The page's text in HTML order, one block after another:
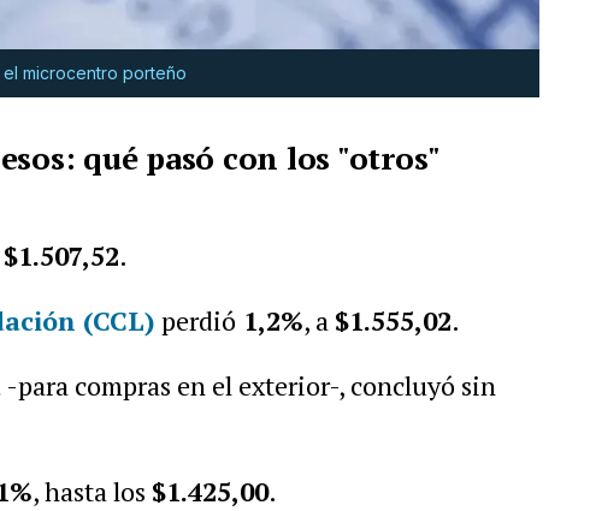
microcentro porteño
qué pasó con los "otros"
$1.507,52.
(CCL) perdió 1,2%, a $1.555,02.
-para compras en el exterior-, concluyó sin
, hasta los $1.425,00.